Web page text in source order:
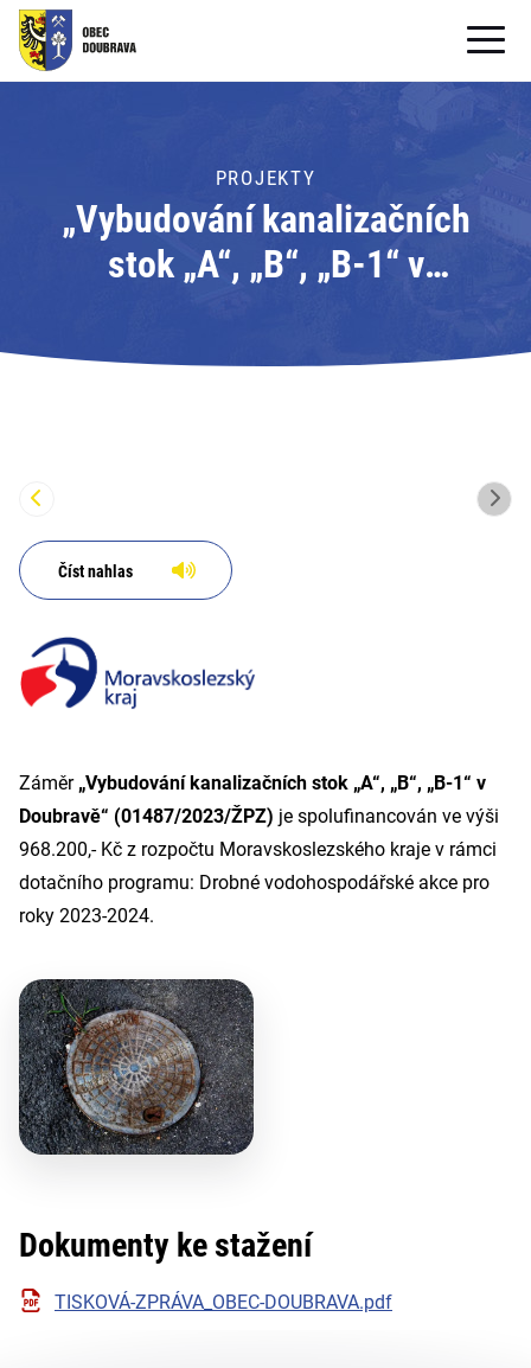
OBECNÍ ÚŘAD
PRO OBČANY
Formuláře ke stažení
PRO TURISTY
PROJEKTY
„Vybudování kanalizačních
stok „A“, „B“, „B-1“ v
Číst nahlas
Záměr „Vybudování kanalizačních stok „A“, „B“, „B-1“ v
Doubravě“ (01487/2023/ŽPZ) je spolufinancován ve výši
968.200,- Kč z rozpočtu Moravskoslezského kraje v rámci
dotačního programu: Drobné vodohospodářské akce pro
roky 2023-2024.
Dokumenty ke stažení
TISKOVÁ-ZPRÁVA_OBEC-DOUBRAVA.pdf